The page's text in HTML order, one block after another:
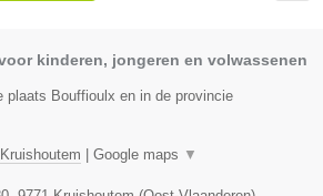
kinderen, jongeren en volwassenen
plaats Bouffioulx en in de provincie
Kruishoutem Google maps ▼